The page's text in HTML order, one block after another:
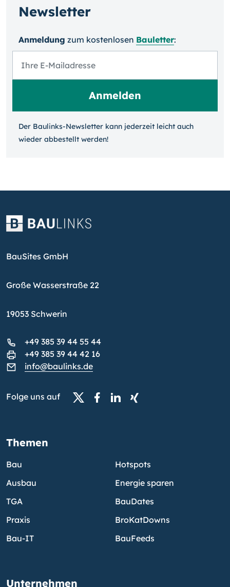
Newsletter
Anmeldung zum kosten­losen Bauletter:
Der Baulinks-Newsletter kann jeder­zeit leicht auch
wieder ab­bestellt werden!
BauSites GmbH
Große Wasserstraße 22
19053 Schwerin
+49 385 39 44 55 44
+49 385 39 44 42 16
info@baulinks.de
Folge uns auf
Themen
Bau
Ausbau
TGA
Praxis
Bau-IT
Hotspots
Energie sparen
BauDates
BroKatDowns
BauFeeds
Unternehmen